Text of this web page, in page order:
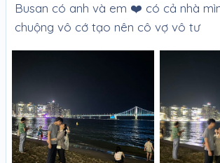
Busan có anh và em ❤️ có cả nhà
chuộng vô cớ tạo nên cô vợ vô tư